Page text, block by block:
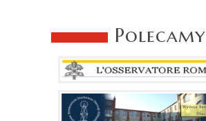
Polecamy